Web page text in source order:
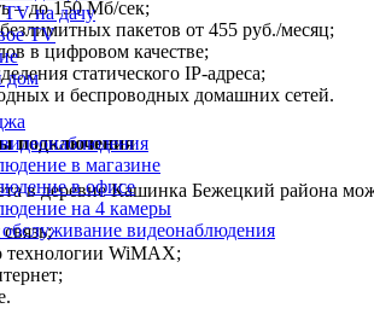
на дачу
TV
дом
в магазине
в офисе
на 4 камеры
видеонаблюдения
– до 150 Мб/сек;
пакетов от 455 руб./месяц;
в цифровом качестве;
статического IP-адреса;
и беспроводных домашних сетей.
подключения
в деревне Кашинка Бежецкий района
технологии WiMAX;